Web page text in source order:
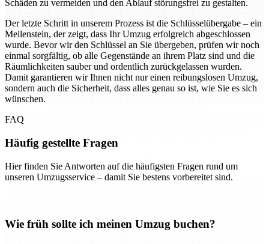
Schäden zu vermeiden und den Ablauf störungsfrei zu gestalten.
Der letzte Schritt in unserem Prozess ist die Schlüsselübergabe – ein
Meilenstein, der zeigt, dass Ihr Umzug erfolgreich abgeschlossen
wurde. Bevor wir den Schlüssel an Sie übergeben, prüfen wir noch
einmal sorgfältig, ob alle Gegenstände an ihrem Platz sind und die
Räumlichkeiten sauber und ordentlich zurückgelassen wurden.
Damit garantieren wir Ihnen nicht nur einen reibungslosen Umzug,
sondern auch die Sicherheit, dass alles genau so ist, wie Sie es sich
wünschen.
FAQ
Häufig gestellte Fragen
Hier finden Sie Antworten auf die häufigsten Fragen rund um
unseren Umzugsservice – damit Sie bestens vorbereitet sind.
Wie früh sollte ich meinen Umzug buchen?